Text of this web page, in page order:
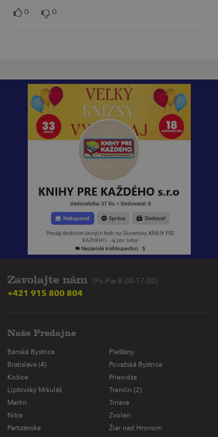
0 0
Zavolajte nám (Po-Pia 8:00-17:00)
+421 915 800 804
Naše Predajne
Banská Bystrica
Piešťany
Bratislava (4)
Považská Bystrica
Košice
Prievidza
Liptovský Mikuláš
Trenčín (2)
Martin
Trnava
Nitra
Zvolen
Partizánske
Žiar nad Hronom